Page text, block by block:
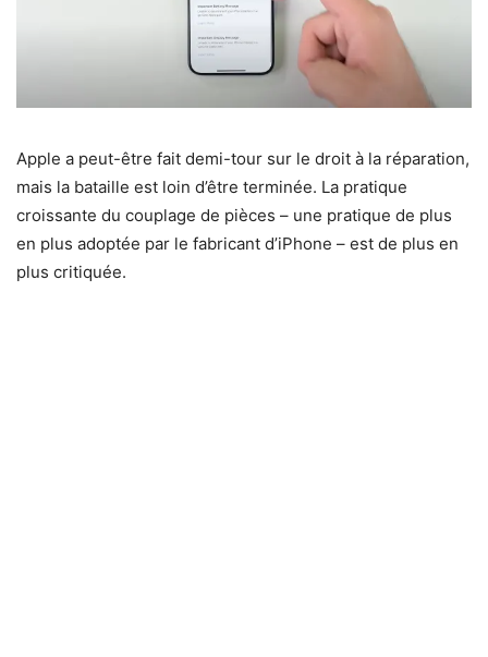
Apple a peut-être fait demi-tour sur le droit à la réparation,
mais la bataille est loin d’être terminée. La pratique
croissante du couplage de pièces – une pratique de plus
en plus adoptée par le fabricant d’iPhone – est de plus en
plus critiquée.